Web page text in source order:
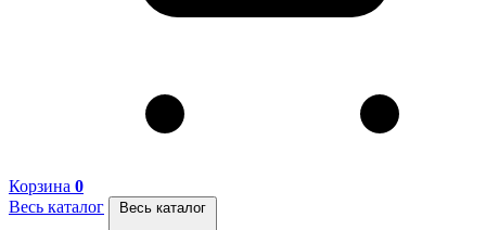
Корзина 0
Весь каталог
Весь каталог